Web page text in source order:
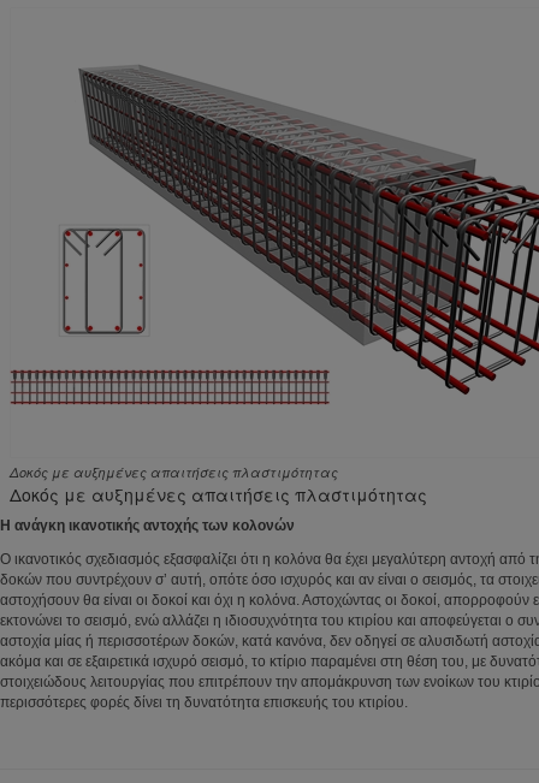
Δοκός με αυξημένες απαιτήσεις πλαστιμότητας
Δοκός με αυξημένες απαιτήσεις πλαστιμότητας
Η ανάγκη ικανοτικής αντοχής των κολονών
Ο ικανοτικός σχεδιασμός εξασφαλίζει ότι η κολόνα θα έχει μεγαλύτερη αντοχή από
δοκών που συντρέχουν σ’ αυτή, οπότε όσο ισχυρός και αν είναι ο σεισμός, τα
αστοχήσουν θα είναι οι δοκοί και όχι η κολόνα. Αστοχώντας οι δοκοί, απορροφούν
εκτονώνει το σεισμό, ενώ αλλάζει η ιδιοσυχνότητα του κτιρίου και αποφεύγεται ο
αστοχία μίας ή περισσοτέρων δοκών, κατά κανόνα, δεν οδηγεί σε αλυσιδωτή αστοχία
ακόμα και σε εξαιρετικά ισχυρό σεισμό, το κτίριο παραμένει στη θέση του, με
στοιχειώδους λειτουργίας που επιτρέπουν την απομάκρυνση των ενοίκων του
περισσότερες φορές δίνει τη δυνατότητα επισκευής του κτιρίου.